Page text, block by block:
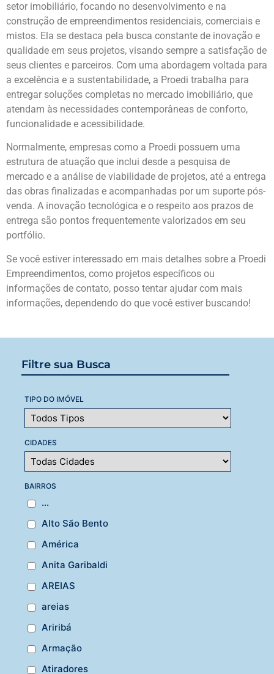
Filtre sua Busca
TIPO DO IMÓVEL
CIDADES
BAIRROS
...
Alto São Bento
América
Anita Garibaldi
AREIAS
areias
Ariribá
Armação
Atiradores
setor imobiliário, focando no desenvolvimento e na
construção de empreendimentos residenciais, comerciais e
mistos. Ela se destaca pela busca constante de inovação e
qualidade em seus projetos, visando sempre a satisfação de
seus clientes e parceiros. Com uma abordagem voltada para
a excelência e a sustentabilidade, a Proedi trabalha para
entregar soluções completas no mercado imobiliário, que
atendam às necessidades contemporâneas de conforto,
funcionalidade e acessibilidade.
Normalmente, empresas como a Proedi possuem uma
estrutura de atuação que inclui desde a pesquisa de
mercado e a análise de viabilidade de projetos, até a entrega
das obras finalizadas e acompanhadas por um suporte pós-
venda. A inovação tecnológica e o respeito aos prazos de
entrega são pontos frequentemente valorizados em seu
portfólio.
Se você estiver interessado em mais detalhes sobre a Proedi
Empreendimentos, como projetos específicos ou
informações de contato, posso tentar ajudar com mais
informações, dependendo do que você estiver buscando!